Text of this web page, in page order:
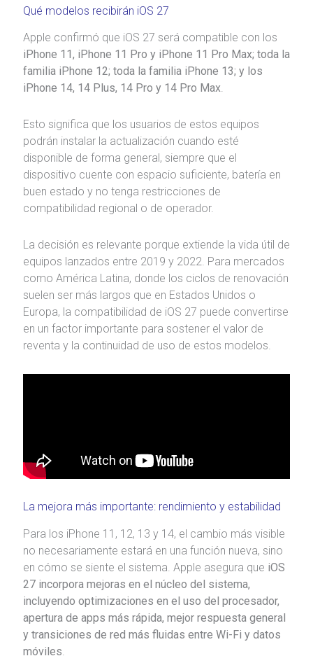
Qué modelos recibirán iOS 27
Apple confirmó que iOS 27 será compatible con los
iPhone 11, iPhone 11 Pro y iPhone 11 Pro Max; toda la
familia iPhone 12; toda la familia iPhone 13; y los
iPhone 14, 14 Plus, 14 Pro y 14 Pro Max.
Esto significa que los usuarios de estos equipos
podrán instalar la actualización cuando esté
disponible de forma general, siempre que el
dispositivo cuente con espacio suficiente, batería en
buen estado y no tenga restricciones de
compatibilidad regional o de operador.
La decisión es relevante porque extiende la vida útil de
equipos lanzados entre 2019 y 2022. Para mercados
como América Latina, donde los ciclos de renovación
suelen ser más largos que en Estados Unidos o
Europa, la compatibilidad de iOS 27 puede convertirse
en un factor importante para sostener el valor de
reventa y la continuidad de uso de estos modelos.
La mejora más importante: rendimiento y estabilidad
Para los iPhone 11, 12, 13 y 14, el cambio más visible
no necesariamente estará en una función nueva, sino
en cómo se siente el sistema. Apple asegura que iOS
27 incorpora mejoras en el núcleo del sistema,
incluyendo optimizaciones en el uso del procesador,
apertura de apps más rápida, mejor respuesta general
y transiciones de red más fluidas entre Wi-Fi y datos
móviles.